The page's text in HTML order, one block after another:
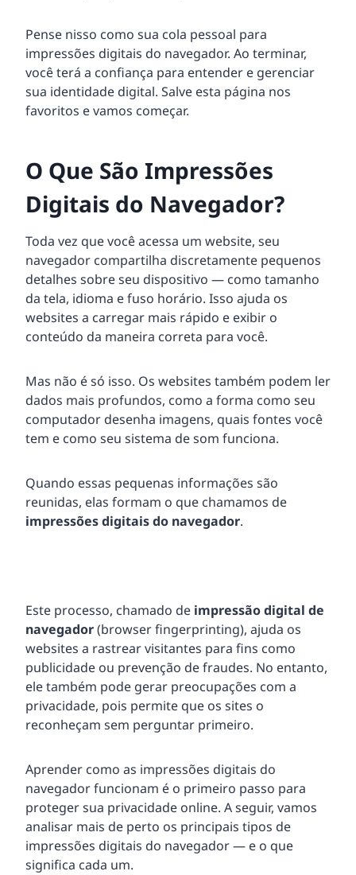
Pense nisso como sua cola pessoal para
impressões digitais do navegador. Ao terminar,
você terá a confiança para entender e gerenciar
sua identidade digital. Salve esta página nos
favoritos e vamos começar.
O Que São Impressões
Digitais do Navegador?
Toda vez que você acessa um website, seu
navegador compartilha discretamente pequenos
detalhes sobre seu dispositivo — como tamanho
da tela, idioma e fuso horário. Isso ajuda os
websites a carregar mais rápido e exibir o
conteúdo da maneira correta para você.
Mas não é só isso. Os websites também podem ler
dados mais profundos, como a forma como seu
computador desenha imagens, quais fontes você
tem e como seu sistema de som funciona.
Quando essas pequenas informações são
reunidas, elas formam o que chamamos de
impressões digitais do navegador.
Este processo, chamado de impressão digital de
navegador(browser fingerprinting), ajuda os
websites a rastrear visitantes para fins como
publicidade ou prevenção de fraudes. No entanto,
ele também pode gerar preocupações com a
privacidade, pois permite que os sites o
reconheçam sem perguntar primeiro.
Aprender como as impressões digitais do
navegador funcionam é o primeiro passo para
proteger sua privacidade online. A seguir, vamos
analisar mais de perto os principais tipos de
impressões digitais do navegador — e o que
significa cada um.